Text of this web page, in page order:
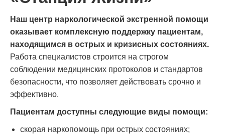
Наш центр наркологической экстренной помощи
оказывает комплексную поддержку пациентам,
находящимся в острых и кризисных состояниях.
Работа специалистов строится на строгом
соблюдении медицинских протоколов и стандартов
безопасности, что позволяет действовать срочно и
эффективно.
Пациентам доступны следующие виды помощи:
скорая наркопомощь при острых состояниях;